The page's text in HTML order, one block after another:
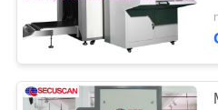
CONTROLLO
DI
QUALITÀ